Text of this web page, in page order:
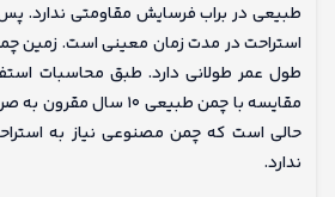
طبیعی در براب فرسایش مقاومتی ندارد. پس
استراحت در مدت زمان معینی است. زمین
طول عمر طولانی دارد. طبق محاسبات
مقایسه با چمن طبیعی ۱۰
حالی است که چمن مصنوعی نیاز به
ندارد.